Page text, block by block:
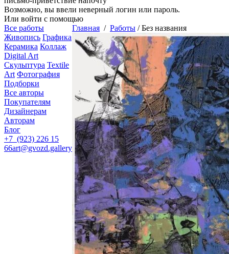
Возможно, вы ввели неверный логин или пароль.
Или войти с помощью
Все работы
Живопись Графика
Керамика Коллаж
Digital Art
Скульптура Textile
Art Фотография
Подборки
Все авторы
Покупателям
Дизайнерам
Авторам
Блог
+7 (923) 226 15
66art@gvozd.gallery
Главная / Работы / Без названия